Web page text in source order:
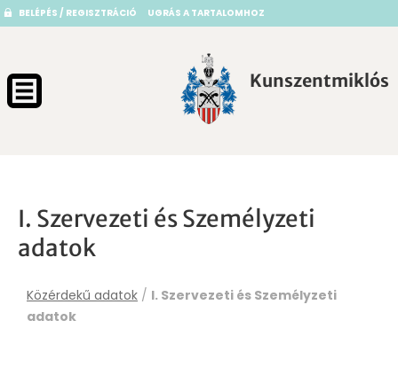
BELÉPÉS / REGISZTRÁCIÓ UGRÁS A TARTALOMHOZ
Kunszentmiklós
I. Szervezeti és Személyzeti
adatok
Közérdekű adatok / I. Szervezeti és Személyzeti
adatok